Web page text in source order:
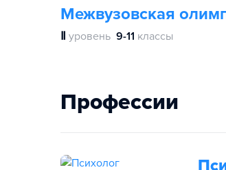
Межвузовская
Ⅱ уровень 9-11 классы
Профессии